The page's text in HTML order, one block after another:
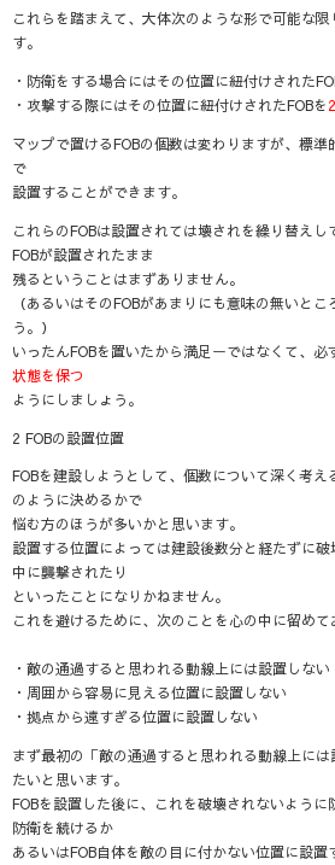
これらを踏まえて、大体次のような形で可能な
す。
・防衛をする場合にはその位置に紐付けされた
・攻撃する際にはその位置に紐付けされたFOBを
マップで置けるFOBの個数は変わりますが、標準
で
設置することができます。
これらのFOBは設置されては壊されを繰り替え
FOBが設置されたまま
残るということはまずありません。
（あるいはそのFOBがあまりにも意味の無いと
う。）
いったんFOBを置いたから満足ーではなくて、必
状態を保つ
ようにしましょう。
2 FOBの設置位置
FOBを建設しようとして、個数について深く考
のように決めるかで
悩む方のほうが多いかと思います。
設置する位置によっては建設後数分と経たずに
中に襲撃されたり
といったことになりかねません。
これを避けるために、次のことを心の中に留めて
・敵の通過すると思われる動線上には設置しない
・周囲から容易に見える位置に設置しない
・拠点から遠すぎる位置に設置しない
まず最初の 「敵の通過すると思われる動線上には
たいと思います。
FOBを設置した後に、これを破壊されないように
防衛を続けるか
あるいはFOB自体を敵の目に付かない位置に設置